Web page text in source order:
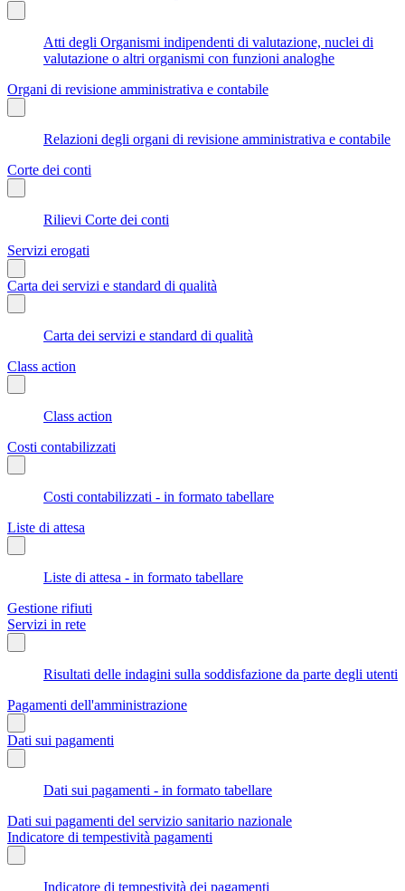
Atti degli Organismi indipendenti di valutazione, nuclei di
valutazione o altri organismi con funzioni analoghe
Organi di revisione amministrativa e contabile
Relazioni degli organi di revisione amministrativa e contabile
Corte dei conti
Rilievi Corte dei conti
Servizi erogati
Carta dei servizi e standard di qualità
Carta dei servizi e standard di qualità
Class action
Class action
Costi contabilizzati
Costi contabilizzati - in formato tabellare
Liste di attesa
Liste di attesa - in formato tabellare
Gestione rifiuti
Servizi in rete
Risultati delle indagini sulla soddisfazione da parte degli utenti
Pagamenti dell'amministrazione
Dati sui pagamenti
Dati sui pagamenti - in formato tabellare
Dati sui pagamenti del servizio sanitario nazionale
Indicatore di tempestività pagamenti
Indicatore di tempestività dei pagamenti